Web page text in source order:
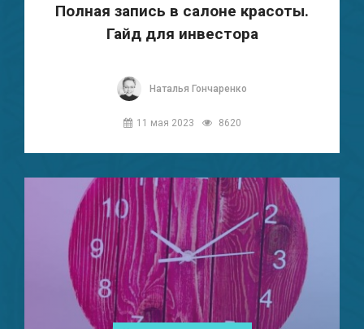
Полная запись в салоне красоты.
Гайд для инвестора
Наталья Гончаренко
11 мая 2023 8620